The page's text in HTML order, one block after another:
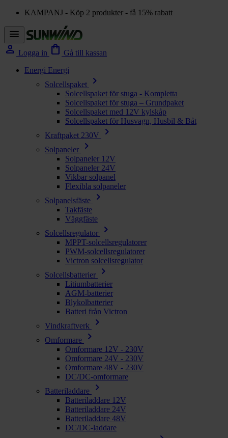
KAMPANJ - Köp 2 produkter - få 15% rabatt
menu
person Logga in shopping_bag Gå till kassan
Energi Energi
Solcellspaket
chevron_right
Solcellspaket för stuga - Kompletta
Solcellspaket för stuga – Grundpaket
Solcellspaket med 12V kylskåp
Solcellspaket för Husvagn, Husbil & Båt
Kraftpaket 230V
chevron_right
Solpaneler chevron_right
Solpaneler 12V
Solpaneler 24V
Vikbar solpanel
Flexibla solpaneler
Solpanelsfäste
chevron_right
Takfäste
Väggfäste
Solcellsregulator
chevron_right
MPPT-solcellsregulatorer
PWM-solcellsregulatorer
Victron solcellsregulator
Solcellsbatterier
chevron_right
Litiumbatterier
AGM-batterier
Blykolbatterier
Batteri från Victron
Vindkraftverk
chevron_right
Omformare chevron_right
Omformare 12V - 230V
Omformare 24V - 230V
Omformare 48V - 230V
DC/DC-omformare
Batteriladdare
chevron_right
Batteriladdare 12V
Batteriladdare 24V
Batteriladdare 48V
DC/DC-laddare